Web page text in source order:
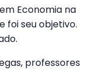
Economia na
foi seu objetivo.
professores